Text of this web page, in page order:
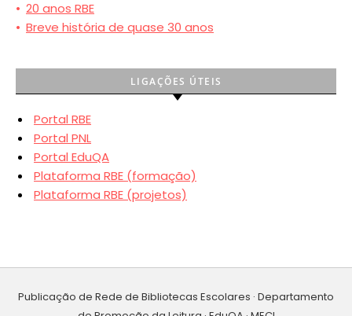
• 20 anos RBE
• Breve história de quase 30 anos
LIGAÇÕES ÚTEIS
Portal RBE
Portal PNL
Portal EduQA
Plataforma RBE (formação)
Plataforma RBE (projetos)
Publicação de Rede de Bibliotecas Escolares · Departamento